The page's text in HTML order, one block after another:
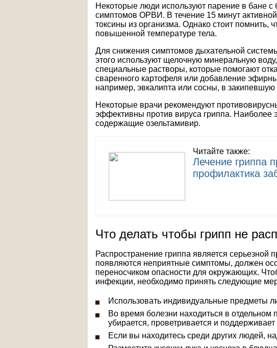
Некоторые люди используют парение в бане
симптомов ОРВИ. В течение 15 минут
токсины из организма. Однако стоит помнить,
повышенной температуре тела.
Для снижения симптомов дыхательной
этого используют щелочную минеральную
специальные растворы, которые помогают
сваренного картофеля или добавление
например, эвкалипта или сосны, в закипевшую
Некоторые врачи рекомендуют
эффективны против вируса гриппа.
содержащие озельтамивир.
Читайте также:
Лечение гриппа
профилактика
Что делать чтобы грипп не
Распространение гриппа является серьезной
появляются неприятные симптомы, должен
переносчиком опасности для окружающих.
инфекции, необходимо принять следующие
Использовать индивидуальные предметы
Во время болезни находиться в отдельном
убирается, проветривается и
Если вы находитесь среди других людей,